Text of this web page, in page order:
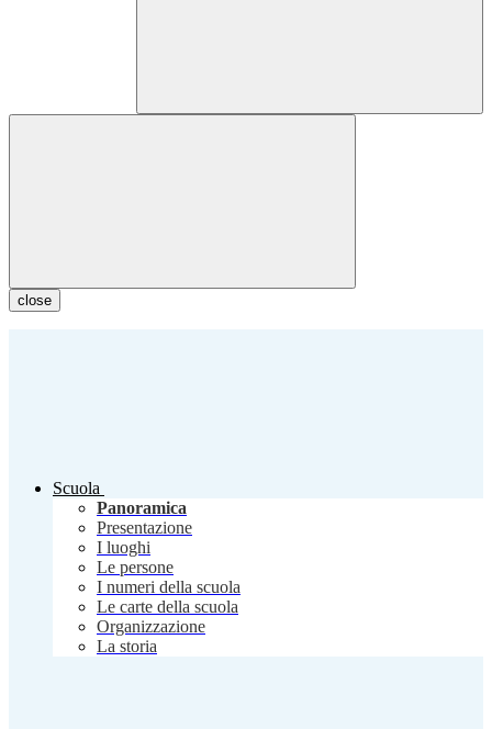
close
Scuola
Panoramica
Presentazione
I luoghi
Le persone
I numeri della scuola
Le carte della scuola
Organizzazione
La storia